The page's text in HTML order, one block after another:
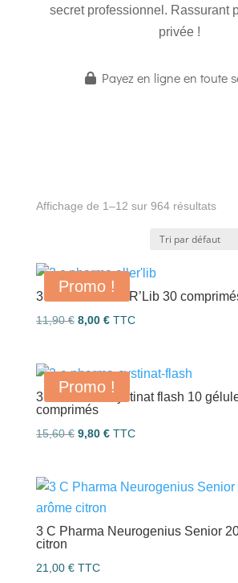
secret professionnel. Rassurant
privée !
Payez en ligne en toute
Affichage de 1–12 sur 964 résultats
Promo !
3 C Pharma AlleR’Lib 30
11,90€ Le
était :
11,90 €.
8,00 €Le
est :
8,00 €.
TTC
Promo !
3 C Pharma Cystinat flash 10
comprimés
15,60€ Le
était :
15,60 €.
9,80 €Le
est :
TTC
3 C Pharma Neurogenius Senior
citron
21,00 € TTC